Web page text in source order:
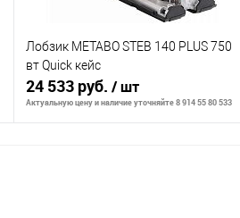
Лобзик METABO STEB 140 PLUS 750
вт Quick кейс
24 533 руб. / шт
Актуальную цену и наличие уточняйте 8 914 55 80 533